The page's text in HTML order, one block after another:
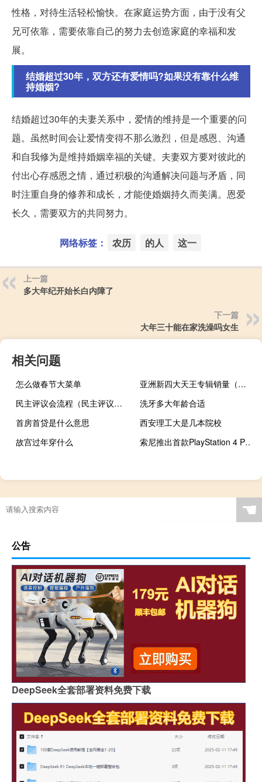
性格，对待生活轻松愉快。在家庭运势方面，由于没有父
兄可依靠，需要依靠自己的努力去创造家庭的幸福和发
展。
结婚超过30年，双方还有爱情吗?如果没有靠什么维
持婚姻?
结婚超过30年的夫妻关系中，爱情的维持是一个重要的问
题。虽然时间会让爱情变得不那么激烈，但是感恩、沟通
和自我修为是维持婚姻幸福的关键。夫妻双方要对彼此的
付出心存感恩之情，通过积极的沟通解决问题与矛盾，同
时注重自身的修养和成长，才能使婚姻持久而美满。恩爱
长久，需要双方的共同努力。
网络标签： 农历 的人 这一
上一篇
多大年纪开始长白内障了
下一篇
大年三十能在家洗澡吗女生
相关问题
怎么做春节大菜单
亚洲新四大天王专辑销量（亚洲新四大天王）
民主评议会流程（民主评议会）
洗牙多大年龄合适
首房首贷是什么意思
西安理工大是几本院校
故宫过年穿什么
索尼推出首款PlayStation 4 PS2游戏
☚
公告
DeepSeek全套部署资料免费下载